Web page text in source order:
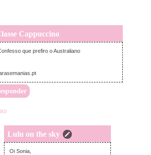
Cappuccino
terça-feira, dezembro 16, 2014
que prefiro o Australiano
Lulu on the sky
quarta-feira, dezembro 17, 2014
Oi Sonia,